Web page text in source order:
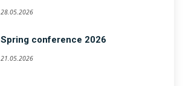
28.05.2026
Spring conference 2026
21.05.2026